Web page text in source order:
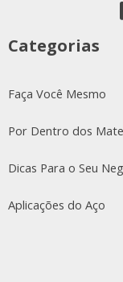
Categorias
Faça Você Mesmo
Por Dentro dos
Dicas Para o Seu
Aplicações do Aço